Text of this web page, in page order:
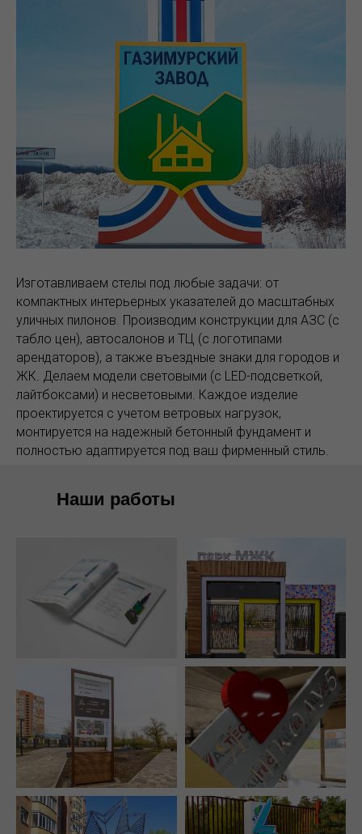
Изготавливаем стелы под любые задачи: от
компактных интерьерных указателей до масштабных
уличных пилонов. Производим конструкции для АЗС (с
табло цен), автосалонов и ТЦ (с логотипами
арендаторов), а также въездные знаки для городов и
ЖК. Делаем модели световыми (с LED-подсветкой,
лайтбоксами) и несветовыми. Каждое изделие
проектируется с учетом ветровых нагрузок,
монтируется на надежный бетонный фундамент и
полностью адаптируется под ваш фирменный стиль.
Наши работы